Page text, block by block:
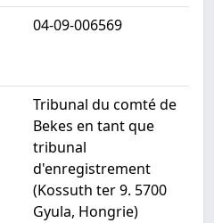
04-09-006569
Tribunal du comté de
Bekes en tant que
tribunal
d'enregistrement
(Kossuth ter 9. 5700
Gyula, Hongrie)